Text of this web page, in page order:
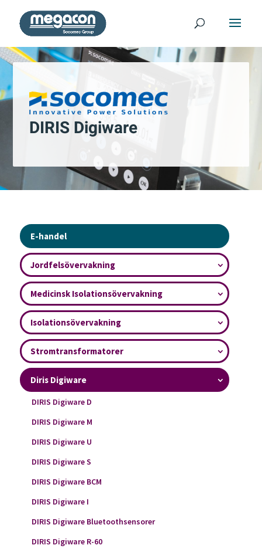
DIRIS Digiware
E-handel
Jordfelsövervakning
Medicinsk Isolationsövervakning
Isolationsövervakning
Stromtransformatorer
Diris Digiware
DIRIS Digiware D
DIRIS Digiware M
DIRIS Digiware U
DIRIS Digiware S
DIRIS Digiware BCM
DIRIS Digiware I
DIRIS Digiware Bluetoothsensorer
DIRIS Digiware R-60